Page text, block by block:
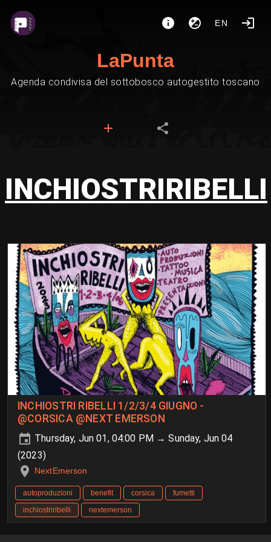
EN
LaPunta
Agenda condivisa del sottobosco autogestito toscano
INCHIOSTRIRIBELLI
INCHIOSTRI RIBELLI 1/2/3/4 GIUGNO -
@CORSICA @NEXT EMERSON
Thursday, Jun 01, 04:00 PM → Sunday, Jun 04
(2023)
NextEmerson
autoproduzioni benefit corsica
fumetti
inchiostriribelli
nextemerson